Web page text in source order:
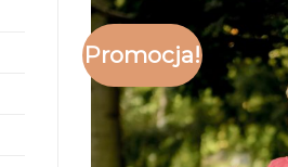
Promocja!